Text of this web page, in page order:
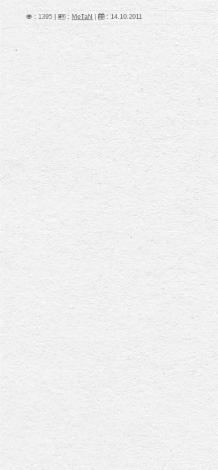
: 1395 | : MeTaN : 14.10.2011